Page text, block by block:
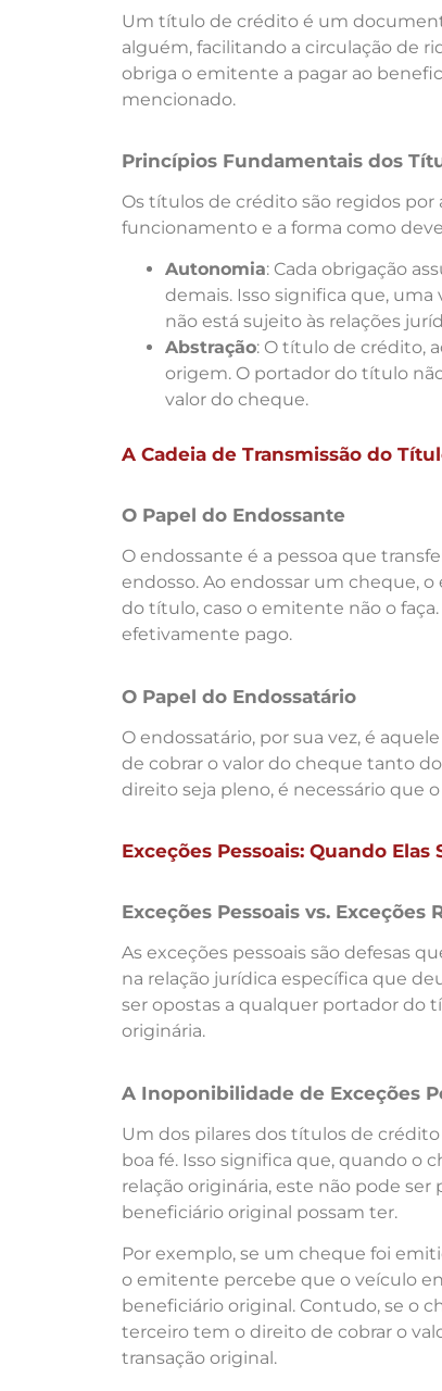
Um título de crédito é um
alguém, facilitando a circulação de
obriga o emitente a pagar ao
mencionado.
Princípios Fundamentais dos
Os títulos de crédito são regidos
funcionamento e a forma como
Autonomia: Cada obrigação
demais. Isso significa que,
não está sujeito às relações
Abstração: O título de crédito,
origem. O portador do título
valor do cheque.
A Cadeia de Transmissão do
O Papel do Endossante
O endossante é a pessoa que
endosso. Ao endossar um cheque,
do título, caso o emitente não o
efetivamente pago.
O Papel do Endossatário
O endossatário, por sua vez, é
de cobrar o valor do cheque tanto
direito seja pleno, é necessário que
Exceções Pessoais: Quando Elas
Exceções Pessoais vs. Exceções
As exceções pessoais são defesas
na relação jurídica específica que
ser opostas a qualquer portador do
originária.
A Inoponibilidade de Exceções
Um dos pilares dos títulos de
boa fé. Isso significa que, quando o
relação originária, este não pode
beneficiário original possam ter.
Por exemplo, se um cheque foi
o emitente percebe que o veículo
beneficiário original. Contudo, se o
terceiro tem o direito de cobrar o
transação original.